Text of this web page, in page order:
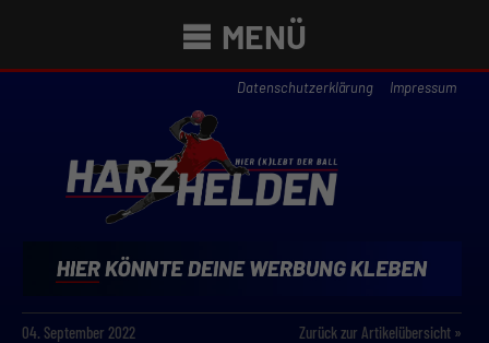
MENÜ
Datenschutzerklärung Impressum
04. September 2022 Zurück zur Artikelübersicht »